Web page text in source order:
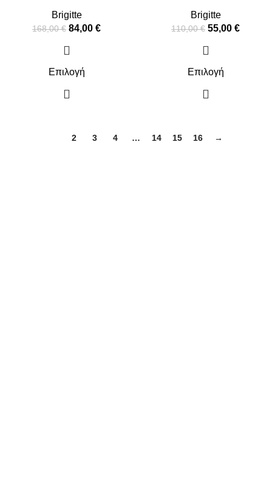
Brigitte
168,00€ 84,00 €
Επιλογή
Brigitte
110,00€ 55,00 €
Επιλογή
2 3 4 … 14 15 16 →